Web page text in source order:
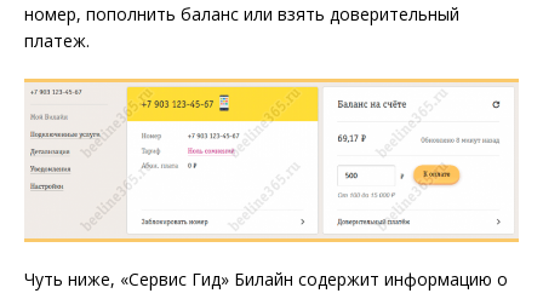
номер, пополнить баланс или взять доверительный
платеж.
Чуть ниже, «Сервис Гид» Билайн содержит информацию о